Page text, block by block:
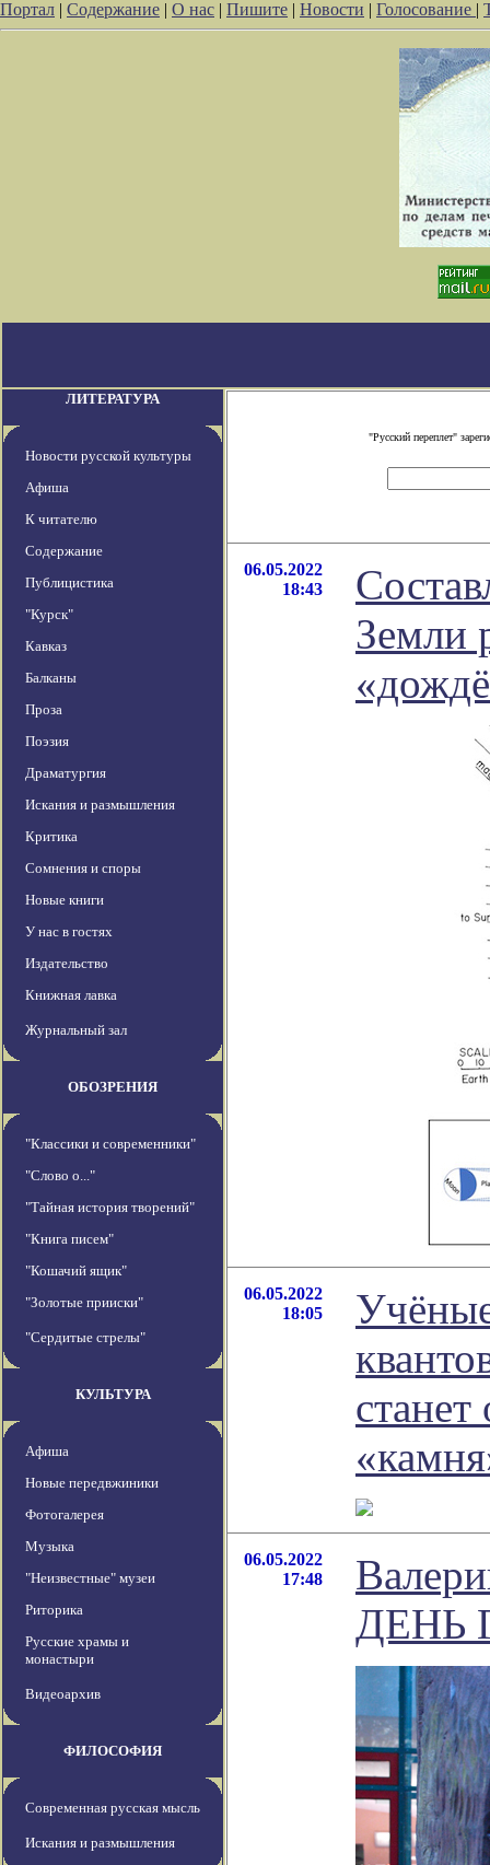
Портал | Содержание | О нас | Пишите | Новости | Голосование |
ЛИТЕРАТУРА
Новости русской культуры
Афиша
К читателю
Содержание
Публицистика
"Курск"
Кавказ
Балканы
Проза
Поэзия
Драматургия
Искания и размышления
Критика
Сомнения и споры
Новые книги
У нас в гостях
Издательство
Книжная лавка
Журнальный зал
ОБОЗРЕНИЯ
"Классики и современники"
"Слово о..."
"Тайная история творений"
"Книга писем"
"Кошачий ящик"
"Золотые прииски"
"Сердитые стрелы"
КУЛЬТУРА
Афиша
Новые передвжиники
Фотогалерея
Музыка
"Неизвестные" музеи
Риторика
Русские храмы и
монастыри
Видеоархив
ФИЛОСОФИЯ
Современная русская мысль
Искания и размышления
"Русский переплет"
06.05.2022
18:43
Земли
06.05.2022
18:05
06.05.2022
17:48
ДЕНЬ